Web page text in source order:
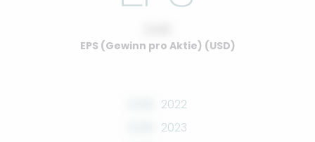
EPS (Gewinn pro Aktie) (USD)
2022
2023